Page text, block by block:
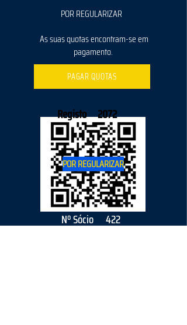
POR REGULARIZAR
As suas quotas encontram-se em
pagamento.
PAGAR QUOTAS
422
Nº Sócio
Registo 2072
POR REGULARIZAR